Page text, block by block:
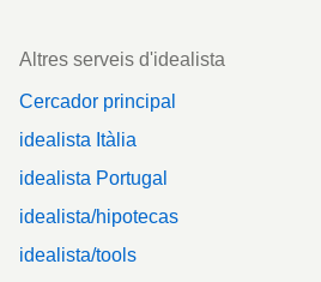
Altres serveis d'idealista
Cercador principal
idealista Itàlia
idealista Portugal
idealista/hipotecas
idealista/tools